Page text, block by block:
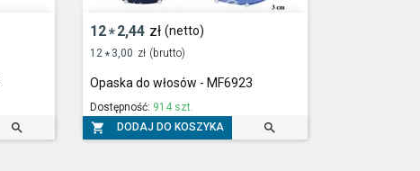

12*2,44 zł (netto)
12 * 3,00 zł (brutto)
Opaska do włosów - MF6923
Dostępność: 914 szt.
 DODAJ DO KOSZYKA 